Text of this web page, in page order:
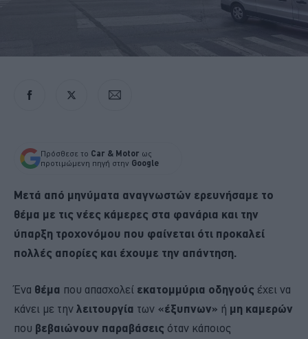
Πρόσθεσε το Car & Motor ως
προτιμώμενη πηγή στην Google
Μετά από μηνύματα αναγνωστών ερευνήσαμε το
θέμα με τις νέες κάμερες στα φανάρια και την
ύπαρξη τροχονόμου που φαίνεται ότι προκαλεί
πολλές απορίες και έχουμε την απάντηση.
Ένα θέμα που απασχολεί εκατομμύρια οδηγούς έχει να
κάνει με την λειτουργία των «έξυπνων» ή μη καμερών
που βεβαιώνουν παραβάσεις όταν κάποιος